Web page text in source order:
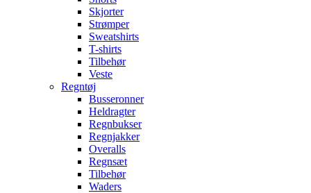
Skjorter
Strømper
Sweatshirts
T-shirts
Tilbehør
Veste
Regntøj
Busseronner
Heldragter
Regnbukser
Regnjakker
Overalls
Regnsæt
Tilbehør
Waders